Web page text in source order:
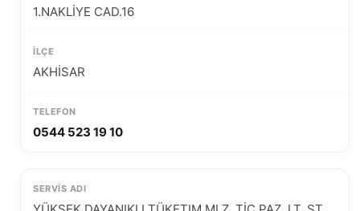
1.NAKLİYE CAD.16
AKHİSAR
0544 523 19 10